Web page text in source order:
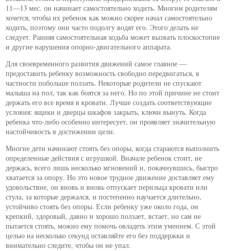
11—13 мес. он начинает самостоятельно ходить. Многим родителям
хочется, чтобы их ребенок как можно скорее начал самостоятельно
ходить, поэтому они часто подолгу водят его. Этого делать не
следует. Ранняя самостоятельная ходьба может вызвать плоскостопие
и другие нарушения опорно-двигательного аппарата.
Для своевременного развития движений самое главное —
предоставить ребенку возможность свободно передвигаться, в
частности побольше ползать. Некоторые родители не спускают
малыша на пол, так как боятся за него. Но по этой причине не стоит
держать его все время в кровати. Лучше создать соответствующие
условия: ящики и дверцы шкафов закрыть, ключи вынуть. Когда
ребенка что-либо особенно интересует, он проявляет значительную
настойчивость в достижении цели.
Многие дети начинают стоять без опоры, когда стараются выполнить
определенные действия с игрушкой. Вначале ребенок стоит, не
держась, всего лишь несколько мгновений и, покачнувшись, быстро
хватается за опору. Но это новое трудное движение доставляет ему
удовольствие, он вновь и вновь отпускает перильца кровати или
стула, за которые держался, и постепенно научается длительно,
устойчиво стоять без опоры. Если ребенку уже около года, он
крепкий, здоровый, давно и хорошо ползает, встает, но сам не
пытается стоять, можно ему помочь овладеть этим умением. С этой
целью на несколько секунд оставляйте его без поддержки и
внимательно следите, чтобы он не упал.